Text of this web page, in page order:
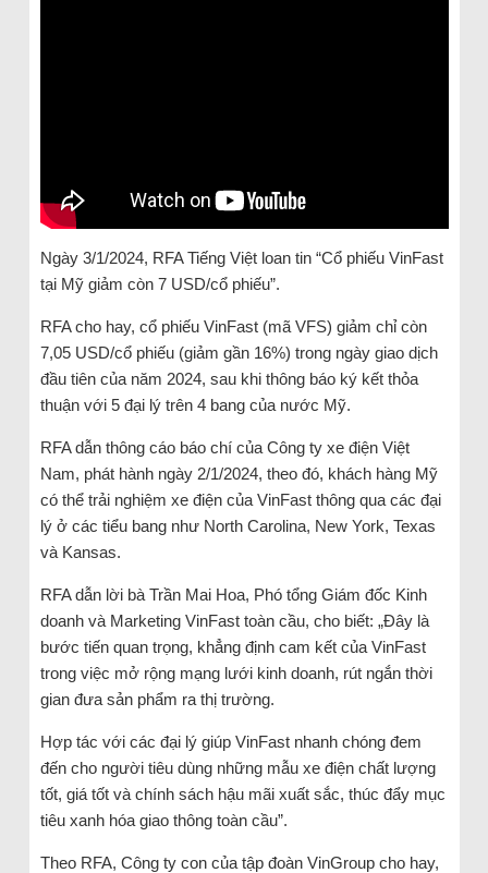
Ngày 3/1/2024, RFA Tiếng Việt loan tin “Cổ phiếu VinFast
tại Mỹ giảm còn 7 USD/cổ phiếu”.
RFA cho hay, cổ phiếu VinFast (mã VFS) giảm chỉ còn
7,05 USD/cổ phiếu (giảm gần 16%) trong ngày giao dịch
đầu tiên của năm 2024, sau khi thông báo ký kết thỏa
thuận với 5 đại lý trên 4 bang của nước Mỹ.
RFA dẫn thông cáo báo chí của Công ty xe điện Việt
Nam, phát hành ngày 2/1/2024, theo đó, khách hàng Mỹ
có thể trải nghiệm xe điện của VinFast thông qua các đại
lý ở các tiểu bang như North Carolina, New York, Texas
và Kansas.
RFA dẫn lời bà Trần Mai Hoa, Phó tổng Giám đốc Kinh
doanh và Marketing VinFast toàn cầu, cho biết: „Đây là
bước tiến quan trọng, khẳng định cam kết của VinFast
trong việc mở rộng mạng lưới kinh doanh, rút ngắn thời
gian đưa sản phẩm ra thị trường.
Hợp tác với các đại lý giúp VinFast nhanh chóng đem
đến cho người tiêu dùng những mẫu xe điện chất lượng
tốt, giá tốt và chính sách hậu mãi xuất sắc, thúc đẩy mục
tiêu xanh hóa giao thông toàn cầu”.
Theo RFA, Công ty con của tập đoàn VinGroup cho hay,